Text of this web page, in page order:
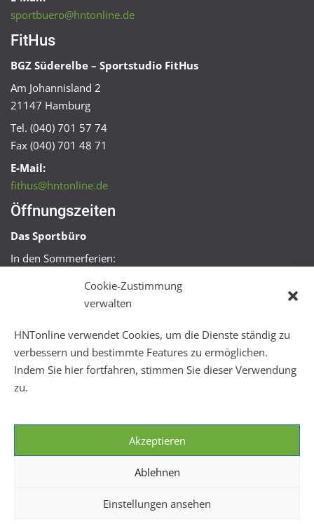
Cookie-Zustimmung
verwalten
HNTonline verwendet Cookies, um die Dienste ständig zu
verbessern und bestimmte Features zu ermöglichen.
Indem Sie hier fortfahren, stimmen Sie dieser Verwendung
zu.
Akzeptieren
Ablehnen
Einstellungen ansehen
sportbuero@hntonline.de
FitHus
BGZ Süderelbe – Sportstudio FitHus
Am Johannisland 2
21147 Hamburg
Tel. (040) 701 57 74
Fax (040) 701 48 71
E-Mail:
fithus@hntonline.de
Öffnungszeiten
Das Sportbüro
In den Sommerferien:
Mo + Mi 16:00 – 18:00 Uhr
Mo – Fr 08:00 – 22:00 Uhr
Sa + So 10:00 – 18:00 Uhr